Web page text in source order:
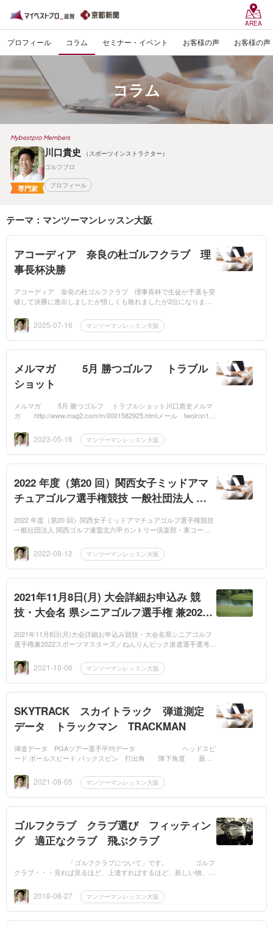
AREA
プロフィール コラム セミナー・イベント お客様の声 お客様の声
コラム
Mybestpro Members
専門家
川口貴史
（スポーツインストラクター）
ゴルフプロ
プロフィール
テーマ：マンツーマンレッスン大阪
アコーディア 奈良の杜ゴルフクラブ 理
事長杯決勝
アコーディア 奈良の杜ゴルフクラブ 理事長杯で生徒が予選を突
破して決勝に進出しましたが惜しくも敗れましたが2位になりまし
が出... 2025-07-16 マンツーマンレッスン大阪
メルマガ 5月 勝つゴルフ トラブル
ショット
メルマガ 5月 勝つゴルフ トラブルショット川口貴史メルマ
ガ http://www.mag2.com/m/0001582925.htmlメール twoiron1jp
demy 2023-05-16 マンツーマンレッスン大阪
2022 年度（第20 回）関西女子ミッドアマ
チュアゴルフ選手権競技 一般社団法人 関
コース 田辺カントリー倶楽部 が 8月23日
行われます
2022 年度（第20 回）関西女子ミッドアマチュアゴルフ選手権競技
一般社団法人 関西ゴルフ連盟北六甲カントリー倶楽部・東コース
す。練...2022-08-12 マンツーマンレッスン大阪
2021年11月8日(月) 大会詳細お申込み 競
技・大会名 県シニアゴルフ選手権 兼2022
選手選考会【決勝】 開催会場 ジャパンエ
ースゴルフ倶楽部
2021年11月8日(月)大会詳細お申込み競技・大会名県シニアゴルフ
選手権兼2022スポーツマスターズ／ねんりんピック派遣選手選考会
ウンド...2021-10-06 マンツーマンレッスン大阪
SKYTRACK スカイトラック 弾道測定
データ トラックマン TRACKMAN
弾道データ PGAツアー選手平均データ ヘッドスピ
ード ボールスピード バックスピン 打出角 降下角度 最高
〈度） （...
2021-08-05 マンツーマンレッスン大阪
ゴルフクラブ クラブ選び フィッティン
グ 適正なクラブ 飛ぶクラブ
「ゴルフクラブについて」です。 ゴルフ
クラブ・・・見れば見るほど、上達すればするほど、新しい物、
2018-08-27 マンツーマンレッスン大阪